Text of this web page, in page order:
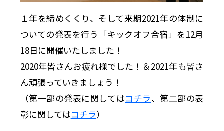
１年を締めくくり、そして来期2021年の体制に
ついての発表を行う「キックオフ合宿」を12月
18日に開催いたしました！
2020年皆さんお疲れ様でした！＆2021年も皆さ
ん頑張っていきましょう！
（第一部の発表に関してはコチラ、第二部の表
彰に関してはコチラ）